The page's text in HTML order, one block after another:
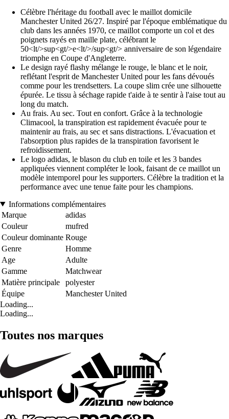
Célèbre l'héritage du football avec le maillot domicile
Manchester United 26/27. Inspiré par l'époque emblématique du
club dans les années 1970, ce maillot comporte un col et des
poignets rayés en maille plate, célébrant le
50<lt/>sup<gt/>e<lt/>/sup<gt/> anniversaire de son légendaire
triomphe en Coupe d'Angleterre.
Le design rayé flashy mélange le rouge, le blanc et le noir,
reflétant l'esprit de Manchester United pour les fans dévoués
comme pour les trendsetters. La coupe slim crée une silhouette
épurée. Le tissu à séchage rapide t'aide à te sentir à l'aise tout au
long du match.
Au frais. Au sec. Tout en confort. Grâce à la technologie
Climacool, la transpiration est rapidement évacuée pour te
maintenir au frais, au sec et sans distractions. L'évacuation et
l'absorption plus rapides de la transpiration favorisent le
refroidissement.
Le logo adidas, le blason du club en toile et les 3 bandes
appliquées viennent compléter le look, faisant de ce maillot un
modèle intemporel pour les supporters. Célèbre la tradition et la
performance avec une tenue faite pour les champions.
Informations complémentaires
Marque
adidas
Couleur
mufred
Couleur dominante Rouge
Genre
Homme
Age
Adulte
Gamme
Matchwear
Matière principale
polyester
Équipe
Manchester United
Loading...
Loading...
Toutes nos marques